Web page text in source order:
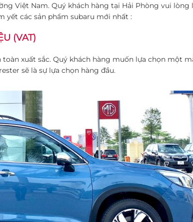
Việt Nam. Quý khách hàng tại Hải Phòng vui lòng
yết các sản phẩm subaru mới nhất :
(VAT)
xuất sắc. Quý khách hàng muốn lựa chọn một
sẽ là sự lựa chọn hàng đầu.